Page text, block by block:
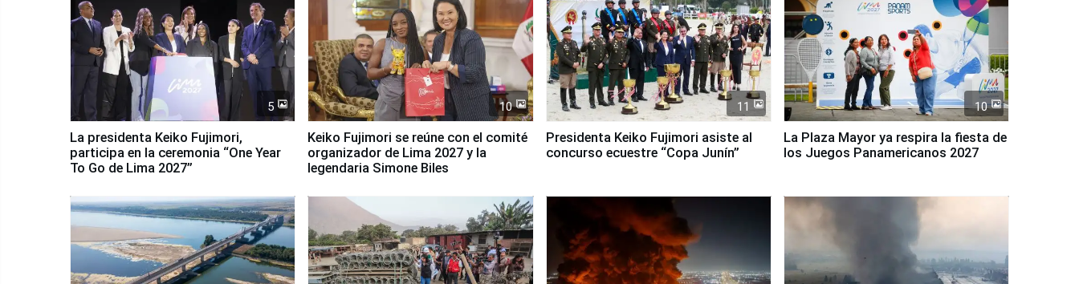
5
La presidenta Keiko Fujimori,
participa en la ceremonia “One Year
To Go de Lima 2027”
10
Keiko Fujimori se reúne con el comité
organizador de Lima 2027 y la
legendaria Simone Biles
11
Presidenta Keiko Fujimori asiste al
concurso ecuestre “Copa Junín”
10
La Plaza Mayor ya respira la fiesta de
los Juegos Panamericanos 2027